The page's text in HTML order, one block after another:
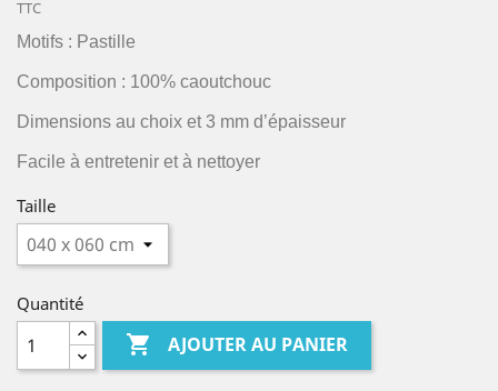
TTC
Motifs : Pastille
Composition : 100% caoutchouc
Dimensions au choix et 3 mm d’épaisseur
Facile à entretenir et à nettoyer
Taille
Quantité
 AJOUTER AU PANIER